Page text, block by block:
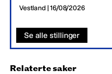
Vestland | 16/08/2026
Se alle stillinger
Relaterte saker